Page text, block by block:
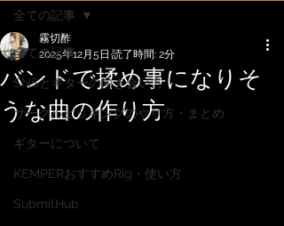
全ての記事
SNSとギターの向き合い方
サークルピッキングのやり方・まとめ
ギターについて
KEMPERおすすめRig・使い方
SubmitHub
全ての記事
バンドで揉め事になりそ
うな曲の作り方
霧切酢
2025年12月5日 読了時間: 2分